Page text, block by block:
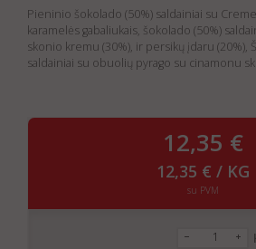
Pieninio šokolado (50%) saldainiai su
karamelės gabaliukais, šokolado (50%)
skonio kremu (30%), ir persikų įdaru (20%),
saldainiai su obuolių pyrago su cinamonu
12,35 €
12,35 € / KG
su PVM